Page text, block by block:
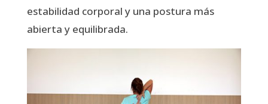
estabilidad corporal y una postura más
abierta y equilibrada.